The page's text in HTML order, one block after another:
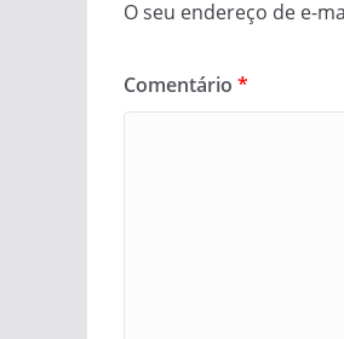
O seu endereço de e-
Comentário *